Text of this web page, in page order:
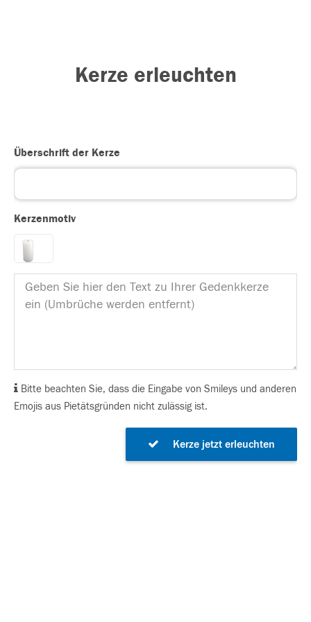
Kerze erleuchten
Überschrift der Kerze
Kerzenmotiv
Bitte beachten Sie, dass die Eingabe von Smileys und anderen
Emojis aus Pietätsgründen nicht zulässig ist.
Kerze jetzt erleuchten